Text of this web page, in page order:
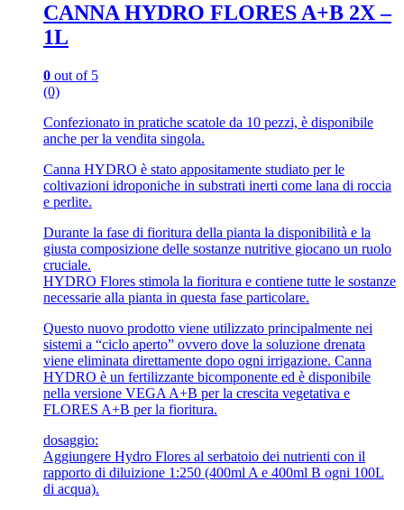
CANNA HYDRO FLORES A+B 2X –
1L
0 out of 5
(0)
Confezionato in pratiche scatole da 10 pezzi, è disponibile
anche per la vendita singola.
Canna HYDRO è stato appositamente studiato per le
coltivazioni idroponiche in substrati inerti come lana di roccia
e perlite.
Durante la fase di fioritura della pianta la disponibilità e la
giusta composizione delle sostanze nutritive giocano un ruolo
cruciale.
HYDRO Flores stimola la fioritura e contiene tutte le sostanze
necessarie alla pianta in questa fase particolare.
Questo nuovo prodotto viene utilizzato principalmente nei
sistemi a “ciclo aperto” ovvero dove la soluzione drenata
viene eliminata direttamente dopo ogni irrigazione. Canna
HYDRO è un fertilizzante bicomponente ed è disponibile
nella versione VEGA A+B per la crescita vegetativa e
FLORES A+B per la fioritura.
dosaggio:
Aggiungere Hydro Flores al serbatoio dei nutrienti con il
rapporto di diluizione 1:250 (400ml A e 400ml B ogni 100L
di acqua).